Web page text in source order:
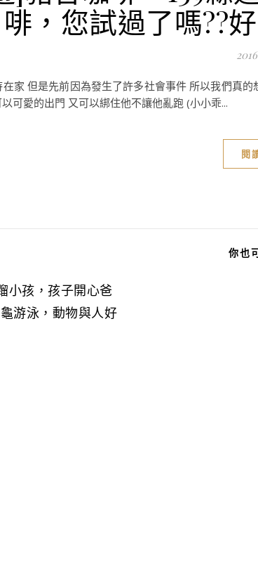
啡，您試過了嗎??
家 但是先前因為發生了許多社會事件 所以我們真
可愛的出門 又可以綁住他不讓他亂跑 (小小乖...
閱
你也
小孩，孩子開心爸
游泳，動物與人好